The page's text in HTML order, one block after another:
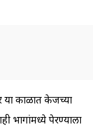
या काळात केजच्या
भागांमध्ये पेरण्याला